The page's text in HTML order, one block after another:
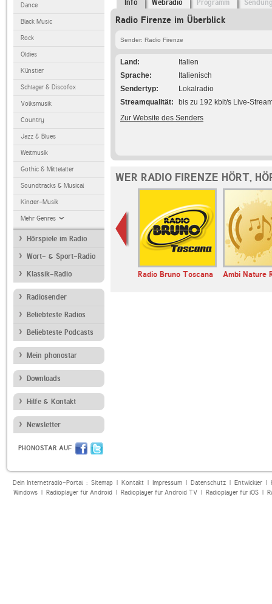
Dance
Black Music
Rock
Oldies
Künstler
Schlager & Discofox
Volksmusik
Country
Jazz & Blues
Weltmusik
Gothic & Mittelalter
Soundtracks & Musical
Kinder-Musik
Mehr Genres
Hörspiele im Radio
Wort- & Sport-Radio
Klassik-Radio
Radiosender
Beliebteste Radios
Beliebteste Podcasts
Mein phonostar
Downloads
Hilfe & Kontakt
Newsletter
PHONOSTAR AUF
Info Webradio Programm
Radio Firenze im Überblick
Sender: Radio Firenze
Land
Italien
Sprache
Italienisch
Sendertyp
Lokalradio
Streamqualität
bis zu 192 kbit/s Live-
Zur Website des Senders
WER RADIO FIRENZE HÖRT,
Radio Bruno Toscana Ambi Nature
Dein Internetradio-Portal : Sitemap| Kontakt| Impressum| Datenschutz| Entwickler|
Windows| Radioplayer für Android| Radioplayer für Android TV| Radioplayer für iOS|